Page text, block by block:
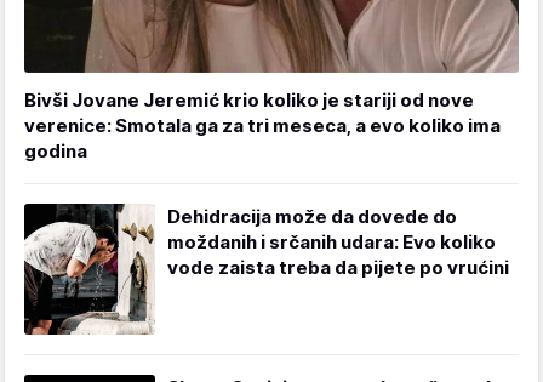
Bivši Jovane Jeremić krio koliko je stariji od nove
verenice: Smotala ga za tri meseca, a evo koliko ima
godina
Dehidracija može da dovede do
moždanih i srčanih udara: Evo koliko
vode zaista treba da pijete po vrućini